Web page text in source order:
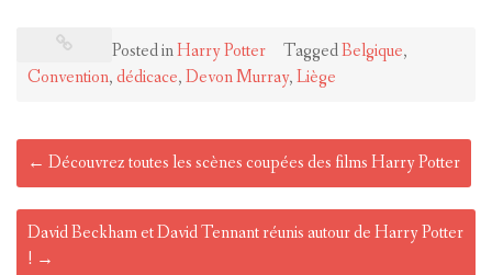
Posted inHarry Potter TaggedBelgique,
Convention,dédicace,Devon Murray,Liège
Post
navigation
← Découvrez toutes les scènes coupées des films Harry Potter
David Beckham et David Tennant réunis autour de Harry Potter
! →